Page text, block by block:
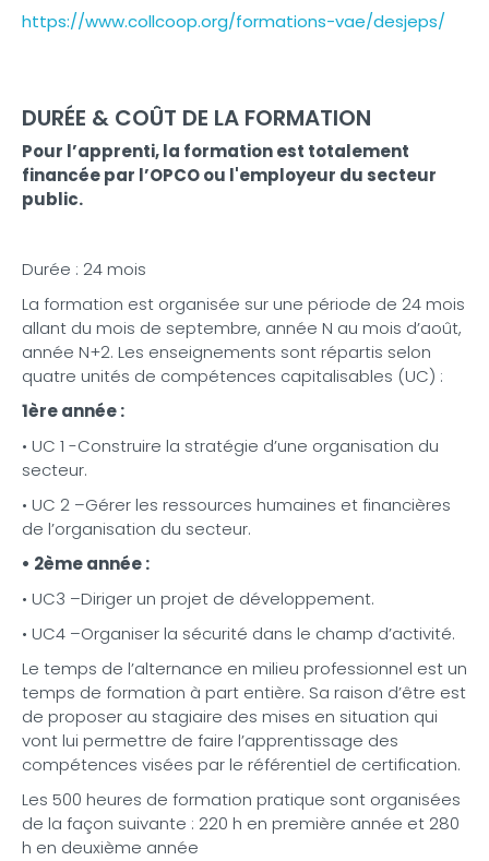
https://www.collcoop.org/formations-vae/desjeps/
DURÉE & COÛT DE LA FORMATION
Pour l’apprenti, la formation est totalement
financée par l’OPCO ou l'employeur du secteur
public.
Durée : 24 mois
La formation est organisée sur une période de 24 mois
allant du mois de septembre, année N au mois d’août,
année N+2. Les enseignements sont répartis selon
quatre unités de compétences capitalisables (UC) :
1ère année :
• UC 1 -Construire la stratégie d’une organisation du
secteur.
• UC 2 –Gérer les ressources humaines et financières
de l’organisation du secteur.
• 2ème année :
• UC3 –Diriger un projet de développement.
• UC4 –Organiser la sécurité dans le champ d’activité.
Le temps de l’alternance en milieu professionnel est un
temps de formation à part entière. Sa raison d’être est
de proposer au stagiaire des mises en situation qui
vont lui permettre de faire l’apprentissage des
compétences visées par le référentiel de certification.
Les 500 heures de formation pratique sont organisées
de la façon suivante : 220 h en première année et 280
h en deuxième année